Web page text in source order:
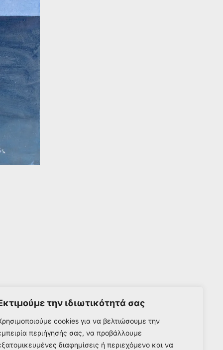
την ιδιωτικότητά σας
cookies για να βελτιώσουμε την
περιήγησής σας, να προβάλλουμε
διαφημίσεις ή περιεχόμενο και να